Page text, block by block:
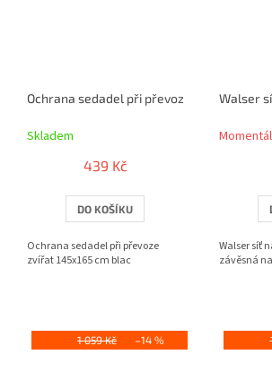
Ochrana sedadel při převoze zvířat
Skladem
439 Kč
DO KOŠÍKU
Ochrana sedadel při převoze
zvířat 145x165 cm blac
Walser
Walser síť
závěsná
1 059 Kč –14 %